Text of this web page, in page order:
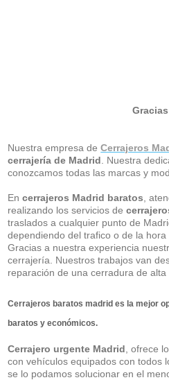
Nuestra empresa deCerrajeros
cerrajería de Madrid
. Nuestra
conozcamos todas las marcas y
Encerrajeros Madrid baratos ,
realizando los servicios de
traslados a cualquier punto de
dependiendo del trafico o de la hora
Gracias a nuestra experiencia
cerrajería. Nuestros trabajos van
reparación de una cerradura de
Cerrajeros baratos madrid es la mejor
baratos y económicos.
Cerrajero urgente Madrid , ofrece
con vehículos equipados con todos
se lo podamos solucionar en el